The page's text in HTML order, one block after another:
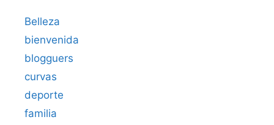
Belleza
bienvenida
blogguers
curvas
deporte
familia